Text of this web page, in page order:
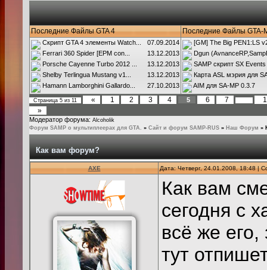
Последние Файлы GTA 4 Последние Файлы GTA-
Скрипт GTA 4 элементы Watch...
07.09.2014
Ferrari 360 Spider [EPM con...
13.12.2013
Porsche Cayenne Turbo 2012 ...
13.12.2013
Shelby Terlingua Mustang v1...
13.12.2013
Hamann Lamborghini Gallardo...
27.10.2013
[GM] The Big PEN1:LS
Dgun
SAMP скрипт SX
Карта ASL мэрия для
AIM для SA-MP 0.3.7
Страница 5 из 11 « 1 2 3 4 5 6 7
»
Модератор форума: Alcoholik
Форум SAMP о мультиплеерах для GTA. » Сайт и форум SAMP-RUS » Наш Форум »
Как вам форум?
AXE Дата: Четверг, 24.01.2008, 18:48 |
Как вам
сегодня с
всё же его,
тут